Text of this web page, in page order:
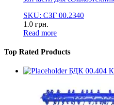
SKU: СЗГ 00.2340
1.0 грн.
Read more
Top Rated Products
БДК 00.404